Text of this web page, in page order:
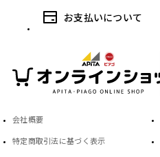
お支払いについて
会社概要
特定商取引法に基づく表示